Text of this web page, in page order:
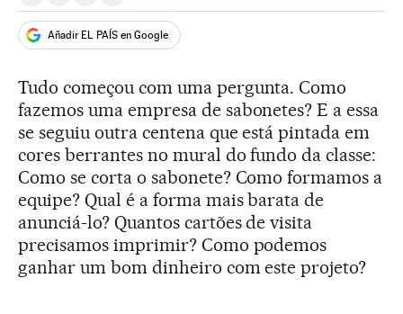
Añadir EL PAÍS en Google
Tudo começou com uma pergunta. Como
fazemos uma empresa de sabonetes? E a essa
se seguiu outra centena que está pintada em
cores berrantes no mural do fundo da classe:
Como se corta o sabonete? Como formamos a
equipe? Qual é a forma mais barata de
anunciá-lo? Quantos cartões de visita
precisamos imprimir? Como podemos
ganhar um bom dinheiro com este projeto?